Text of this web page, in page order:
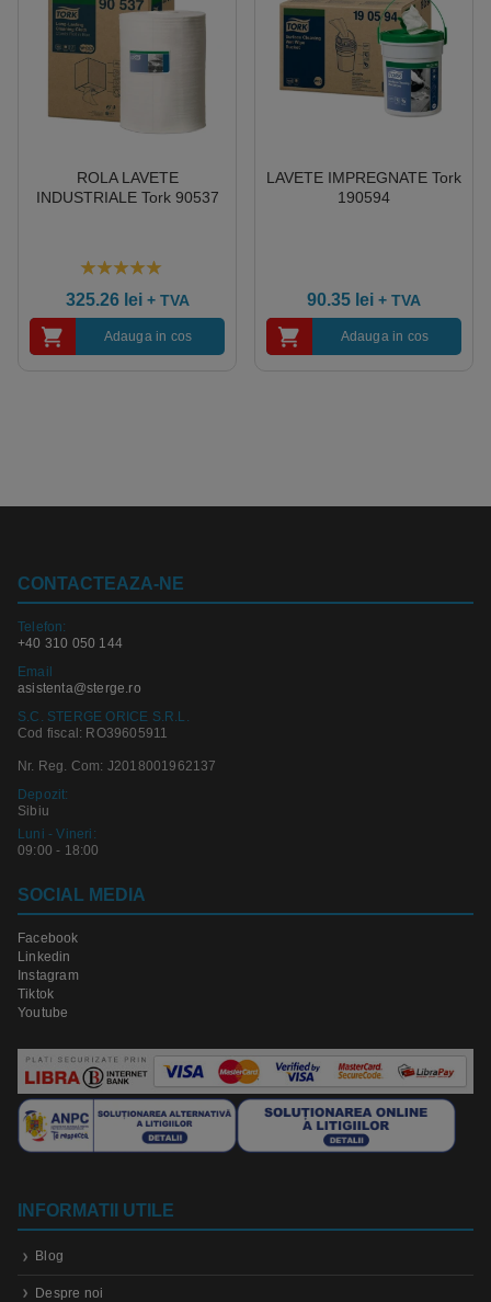
ROLA LAVETE
INDUSTRIALE Tork 90537
325.26 lei + TVA
Adauga in cos
LAVETE IMPREGNATE Tork
190594
90.35 lei + TVA
Adauga in cos
CONTACTEAZA-NE
Telefon:
+40 310 050 144
Email
asistenta@sterge.ro
S.C. STERGE ORICE S.R.L.
Cod fiscal: RO39605911
Nr. Reg. Com: J2018001962137
Depozit:
Sibiu
Luni - Vineri:
09:00 - 18:00
SOCIAL MEDIA
Facebook
Linkedin
Instagram
Tiktok
Youtube
INFORMATII UTILE
Blog
Despre noi